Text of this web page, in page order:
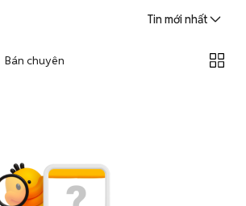
Tin mới nhất
Bán chuyên